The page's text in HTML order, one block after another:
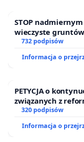
STOP
wieczyste
ogrody działkowe.
732 podpisów
Informacja o
PETYCJA o
związanych z
320 podpisów
Informacja o